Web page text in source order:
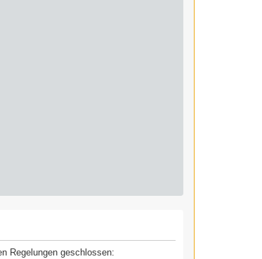
Regelungen geschlossen: